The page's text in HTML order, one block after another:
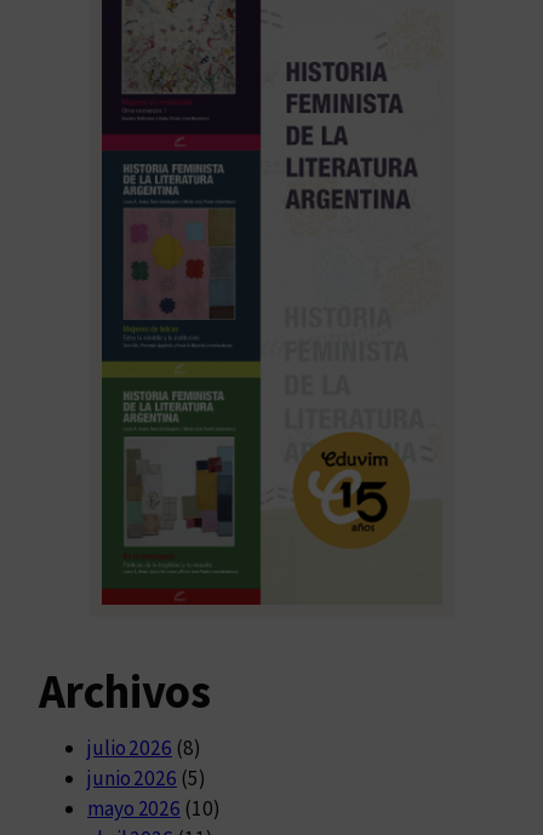
Archivos
julio 2026 (8)
junio 2026 (5)
mayo 2026 (10)